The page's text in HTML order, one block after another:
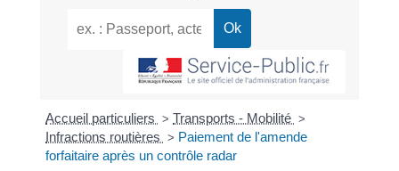
Accueil particuliers > Transports - Mobilité >
Infractions routières > Paiement de l'amende
forfaitaire après un contrôle radar